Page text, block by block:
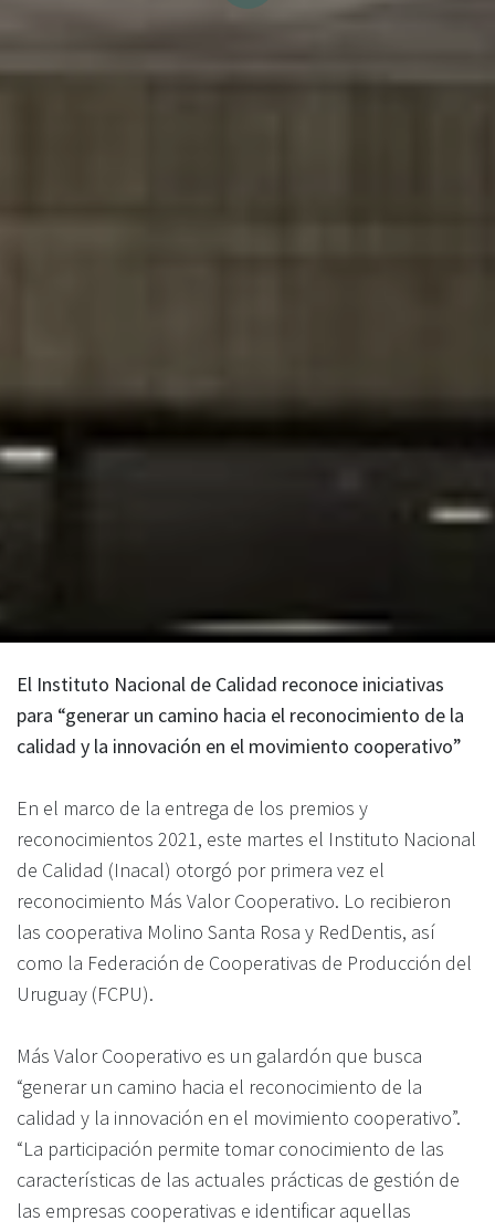
El Instituto Nacional de Calidad reconoce iniciativas
para “generar un camino hacia el reconocimiento de la
calidad y la innovación en el movimiento cooperativo”
En el marco de la entrega de los premios y
reconocimientos 2021, este martes el Instituto Nacional
de Calidad (Inacal) otorgó por primera vez el
reconocimiento Más Valor Cooperativo. Lo recibieron
las cooperativa Molino Santa Rosa y RedDentis, así
como la Federación de Cooperativas de Producción del
Uruguay (FCPU).
Más Valor Cooperativo es un galardón que busca
“generar un camino hacia el reconocimiento de la
calidad y la innovación en el movimiento cooperativo”.
“La participación permite tomar conocimiento de las
características de las actuales prácticas de gestión de
las empresas cooperativas e identificar aquellas